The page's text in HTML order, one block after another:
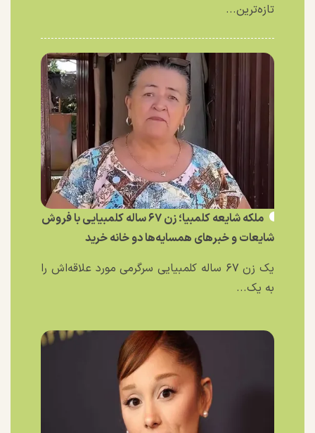
تازه‌ترین...
ملکه شایعه کلمبیا؛ زن ۶۷ ساله کلمبیایی با فروش
شایعات و خبر‌های همسایه‌ها دو خانه خرید
یک زن ۶۷ ساله کلمبیایی سرگرمی مورد علاقه‌اش را
به یک...